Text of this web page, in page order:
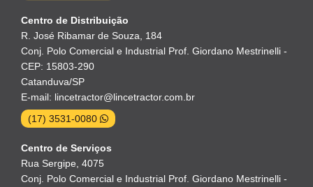
Centro de Distribuição
R. José Ribamar de Souza, 184
Conj. Polo Comercial e Industrial Prof. Giordano Mestrinelli -
CEP: 15803-290
Catanduva/SP
E-mail: lincetractor@lincetractor.com.br
(17) 3531-0080
Centro de Serviços
Rua Sergipe, 4075
Conj. Polo Comercial e Industrial Prof. Giordano Mestrinelli -